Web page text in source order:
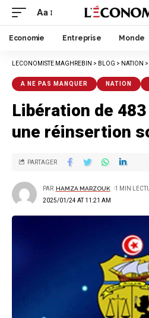
Aa
Economie Entreprise Monde
LECONOMISTE MAGHREBIN > BLOG > NATION >
A NE PAS MANQUER NATION
Libération de
une réinsertion
2025/01/24 AT 11:21 AM
PAR HAMZA MARZOUK 1 MIN
PARTAGER